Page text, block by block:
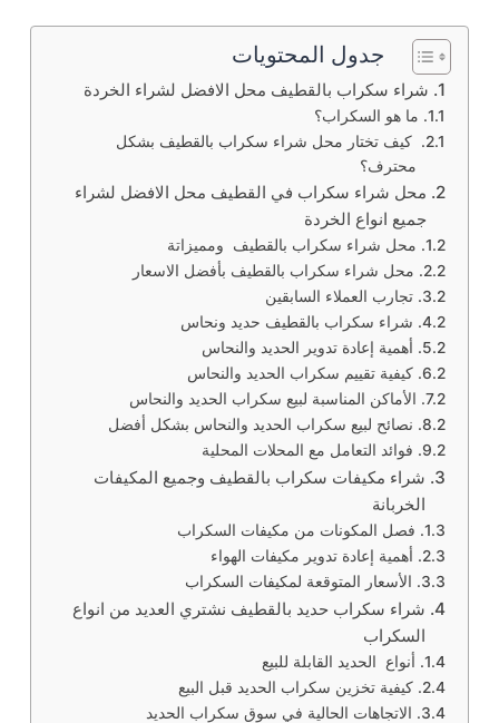
جدول المحتويات
شراء سكراب بالقطيف محل الافضل لشراء الخردة
ما هو السكراب؟
كيف تختار محل شراء سكراب بالقطيف بشكل
محترف؟
محل شراء سكراب في القطيف محل الافضل لشراء
جميع انواع الخردة
محل شراء سكراب بالقطيف ومميزاتة
محل شراء سكراب بالقطيف بأفضل الاسعار
تجارب العملاء السابقين
شراء سكراب بالقطيف حديد ونحاس
أهمية إعادة تدوير الحديد والنحاس
كيفية تقييم سكراب الحديد والنحاس
الأماكن المناسبة لبيع سكراب الحديد والنحاس
نصائح لبيع سكراب الحديد والنحاس بشكل أفضل
فوائد التعامل مع المحلات المحلية
شراء مكيفات سكراب بالقطيف وجميع المكيفات
الخربانة
فصل المكونات من مكيفات السكراب
أهمية إعادة تدوير مكيفات الهواء
الأسعار المتوقعة لمكيفات السكراب
شراء سكراب حديد بالقطيف نشتري العديد من انواع
السكراب
أنواع الحديد القابلة للبيع
كيفية تخزين سكراب الحديد قبل البيع
الاتجاهات الحالية في سوق سكراب الحديد